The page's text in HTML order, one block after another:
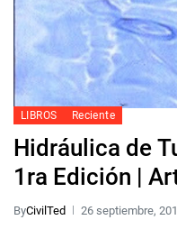
LIBROS Reciente
Hidráulica de
1ra Edición |
ByCivilTed 26 septiembre,